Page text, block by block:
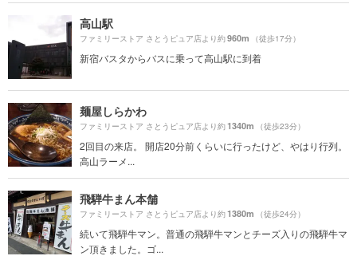
高山駅
ファミリーストア さとうピュア店より約960m （徒歩17分）
新宿バスタからバスに乗って高山駅に到着
麺屋しらかわ
ファミリーストア さとうピュア店より約1340m （徒歩23分）
2回目の来店。 開店20分前くらいに行ったけど、やはり行列。
高山ラーメ...
飛騨牛まん本舗
ファミリーストア さとうピュア店より約1380m （徒歩24分）
続いて飛騨牛マン。普通の飛騨牛マンとチーズ入りの飛騨牛マ
ン頂きました。ゴ...